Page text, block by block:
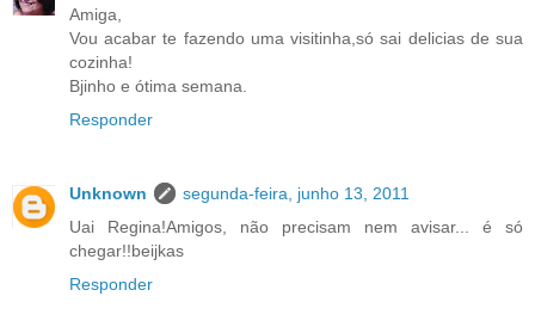
Amiga,
Vou acabar te fazendo uma visitinha,só sai delicias de sua
cozinha!
Bjinho e ótima semana.
Responder
Unknown
segunda-feira, junho 13, 2011
Uai Regina!Amigos, não precisam nem avisar... é só
chegar!!beijkas
Responder